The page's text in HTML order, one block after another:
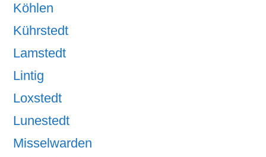
Köhlen
Kührstedt
Lamstedt
Lintig
Loxstedt
Lunestedt
Misselwarden